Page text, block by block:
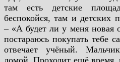
там есть детские
беспокойся, там и детских
– «А будет ли у меня новая
постараюсь покупать тебе
отвечает учёный.